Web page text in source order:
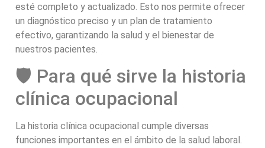
esté completo y actualizado. Esto nos permite ofrecer
un diagnóstico preciso y un plan de tratamiento
efectivo, garantizando la salud y el bienestar de
nuestros pacientes.
🛡️ Para qué sirve la historia
clínica ocupacional
La historia clínica ocupacional cumple diversas
funciones importantes en el ámbito de la salud laboral.